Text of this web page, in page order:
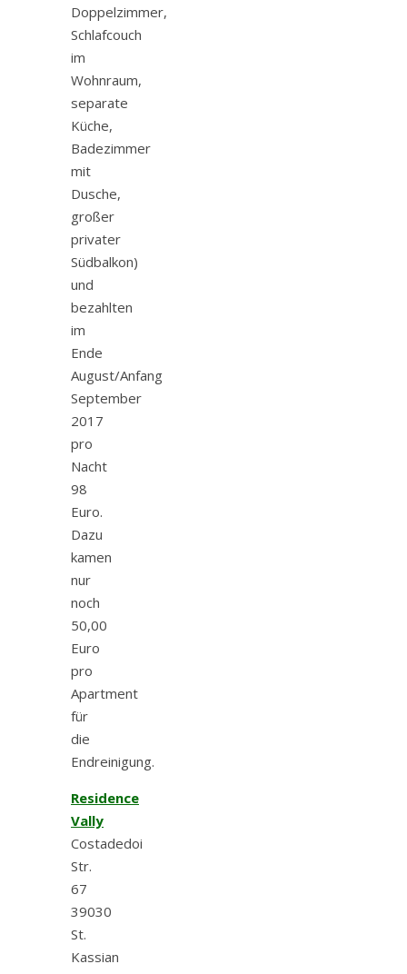
Doppelzimmer,
Schlafcouch
im
Wohnraum,
separate
Küche,
Badezimmer
mit
Dusche,
großer
privater
Südbalkon)
und
bezahlten
im
Ende
August/Anfang
September
2017
pro
Nacht
98
Euro.
Dazu
kamen
nur
noch
50,00
Euro
pro
Apartment
für
die
Endreinigung.
Residence
Vally
Costadedoi
Str.
67
39030
St.
Kassian